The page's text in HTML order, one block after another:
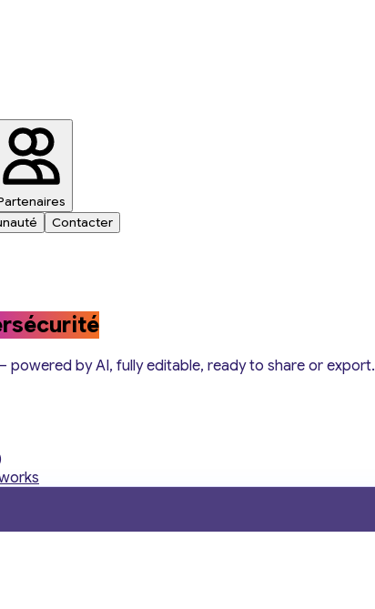
Contacter
powered by AI, fully editable, ready to share or export.